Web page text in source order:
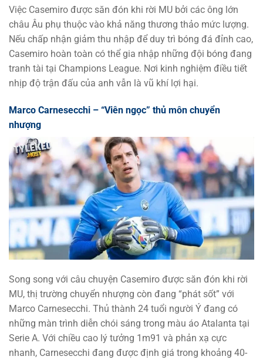
Việc Casemiro được săn đón khi rời MU bởi các ông lớn
châu Âu phụ thuộc vào khả năng thương thảo mức lượng.
Nếu chấp nhận giảm thu nhập để duy trì bóng đá đỉnh cao,
Casemiro hoàn toàn có thể gia nhập những đội bóng đang
tranh tài tại Champions League. Nơi kinh nghiệm điều tiết
nhịp độ trận đấu của anh vẫn là vũ khí lợi hại.
Marco Carnesecchi – “Viên ngọc” thủ môn chuyển
nhượng
Song song với câu chuyện Casemiro được săn đón khi rời
MU, thị trường chuyển nhượng còn đang “phát sốt” với
Marco Carnesecchi. Thủ thành 24 tuổi người Ý đang có
những màn trình diễn chói sáng trong màu áo Atalanta tại
Serie A. Với chiều cao lý tưởng 1m91 và phản xạ cực
nhanh, Carnesecchi đang được định giá trong khoảng 40-